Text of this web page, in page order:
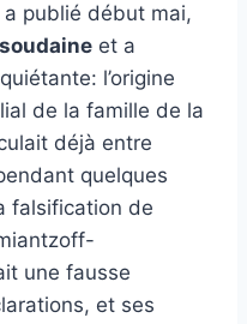
publié début mai,
et a
l’origine
de la famille de la
déjà entre
quelques
falsification de
une fausse
et ses